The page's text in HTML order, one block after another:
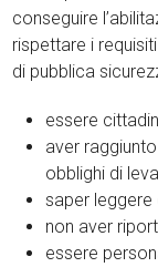
conseguire
rispettare i
di pubblica
essere
aver
obblighi di leva
saper leggere
non aver
essere